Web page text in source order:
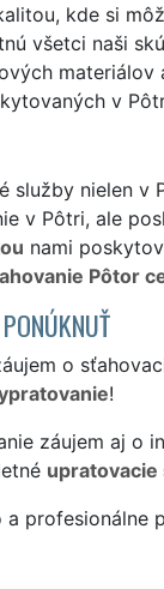
kde si
všetci naši
v
služby nielen
v Pôtri, ale
nami
Pôtor
o
!
záujem aj o
upratovacie
profesionálne